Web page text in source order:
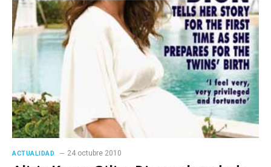
ACTUALIDAD 24 octubre 2010